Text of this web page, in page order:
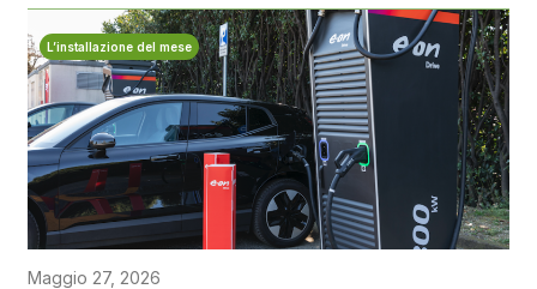
L’installazione del mese
Maggio 27, 2026